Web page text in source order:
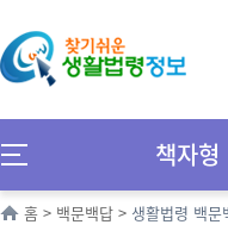
책자형
홈 > 백문백답 > 생활법령 백문